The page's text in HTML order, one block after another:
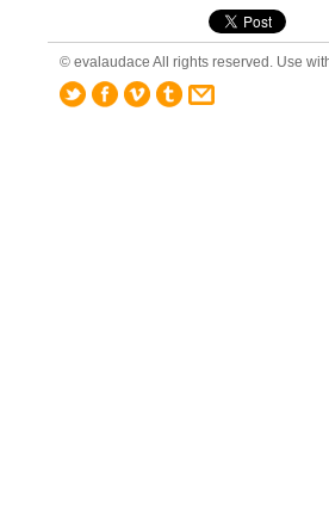
© evalaudace All rights reserved. Use